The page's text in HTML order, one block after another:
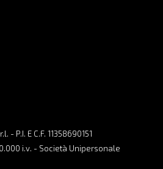
- P.I. E C.F. 11358690151
i.v. - Società Unipersonale